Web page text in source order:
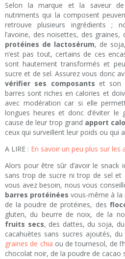
Selon la marque et la saveur
nutriments qui la composent
retrouve plusieurs ingrédients ;
l’avoine, des noisettes, des
protéines de lactosérum, de
n’est pas tout, certains de ces
sont hautement transformés et
sucre et de sel. Assurez vous donc
vérifier ses composants et son
barres sont riches en calories et
avec modération car si elle
longues heures et donc d’éviter le
cause de leur trop grand apport
ceux qui surveillent leur poids ou qui
A LIRE : En savoir un peu plus sur les
Alors pour être sûr d’avoir le snack
sans trop de sucre ni trop de sel et
vous avez besoin, nous vous
barres protéinées vous-même à la
de la poudre de protéines, des
gluten, du beurre de noix, de la
fruits secs, des dattes, du soja,
cacahuètes sans sucres ajoutés,
graines de chia ou de tournesol, de
chocolat noir, de la poudre de cacao